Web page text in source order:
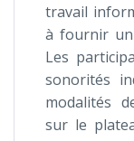
travail
à fournir un
Les
sonorités
modalités
sur le